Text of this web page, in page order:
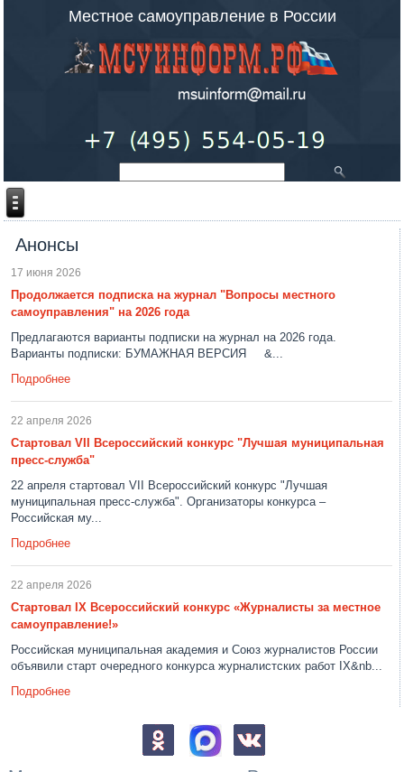
Местное самоуправление в России
Анонсы
17 июня 2026
Продолжается подписка на журнал "Вопросы местного
самоуправления" на 2026 года
Предлагаются варианты подписки на журнал на 2026 года.
Варианты подписки: БУМАЖНАЯ ВЕРСИЯ &...
Подробнее
22 апреля 2026
Стартовал VII Всероссийский конкурс "Лучшая муниципальная
пресс-служба"
22 апреля стартовал VII Всероссийский конкурс "Лучшая
муниципальная пресс-служба". Организаторы конкурса –
Российская му...
Подробнее
22 апреля 2026
Стартовал IX Всероссийский конкурс «Журналисты за местное
самоуправление!»
Российская муниципальная академия и Союз журналистов России
объявили старт очередного конкурса журналистских работ IX&nb...
Подробнее